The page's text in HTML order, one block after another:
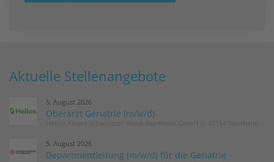
Aktuelle Stellenangebote
5. August 2026
Oberarzt Geriatrie (m/w/d)
5. August 2026
Departmentleitung (m/w/d) für die Geriatrie